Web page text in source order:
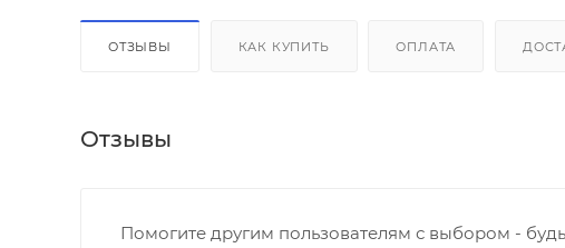
ОТЗЫВЫ КАК КУПИТЬ ОПЛАТА
Отзывы
Помогите другим пользователям с выбором -